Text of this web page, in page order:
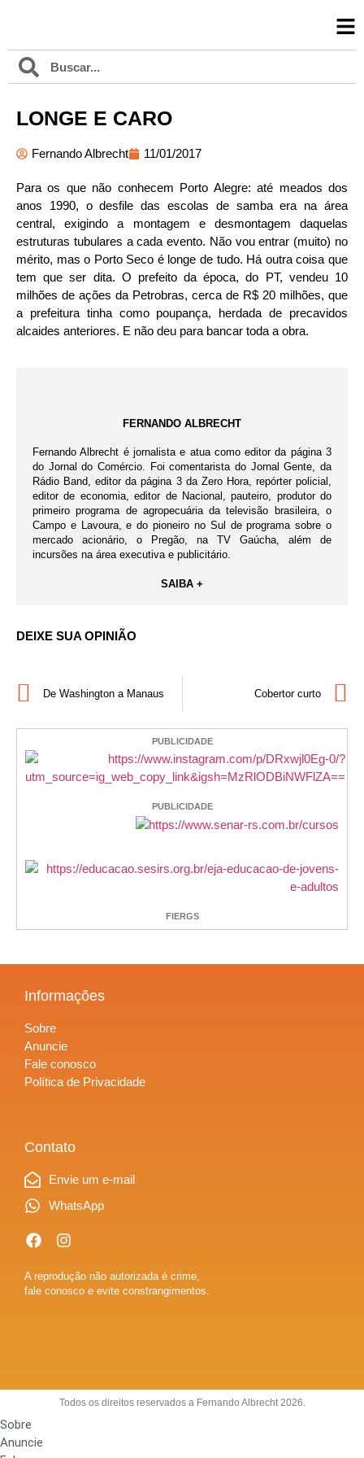
LONGE E CARO
Fernando Albrecht 11/01/2017
Para os que não conhecem Porto Alegre: até meados dos
anos 1990, o desfile das escolas de samba era na área
central, exigindo a montagem e desmontagem daquelas
estruturas tubulares a cada evento. Não vou entrar (muito) no
mérito, mas o Porto Seco é longe de tudo. Há outra coisa que
tem que ser dita. O prefeito da época, do PT, vendeu 10
milhões de ações da Petrobras, cerca de R$ 20 milhões, que
a prefeitura tinha como poupança, herdada de precavidos
alcaides anteriores. E não deu para bancar toda a obra.
FERNANDO ALBRECHT
Fernando Albrecht é jornalista e atua como editor da página 3
do Jornal do Comércio. Foi comentarista do Jornal Gente, da
Rádio Band, editor da página 3 da Zero Hora, repórter policial,
editor de economia, editor de Nacional, pauteiro, produtor do
primeiro programa de agropecuária da televisão brasileira, o
Campo e Lavoura, e do pioneiro no Sul de programa sobre o
mercado acionário, o Pregão, na TV Gaúcha, além de
incursões na área executiva e publicitário.
SAIBA +
DEIXE SUA OPINIÃO
De Washington a Manaus Cobertor curto
PUBLICIDADE
PUBLICIDADE
FIERGS
Informações
Sobre
Anuncie
Fale conosco
Política de Privacidade
Contato
Envie um e-mail
WhatsApp
A reprodução não autorizada é crime,
fale conosco e evite constrangimentos.
Todos os direitos reservados a Fernando Albrecht 2026.
Sobre
Anuncie